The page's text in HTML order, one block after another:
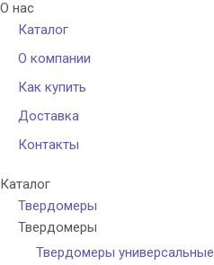
О нас
Каталог
О компании
Как купить
Доставка
Контакты
Каталог
Твердомеры
Твердомеры
Твердомеры универсальные